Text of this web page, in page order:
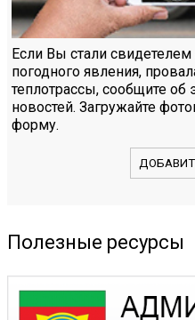
Если Вы стали
погодного явления,
теплотрассы, сообщите об
новостей. Загружайте
форму.
Полезные ресурсы